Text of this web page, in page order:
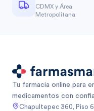
CDMX y Área
Metropolitana
Tu farmacia online para
medicamentos con
Chapultepec 360, Piso